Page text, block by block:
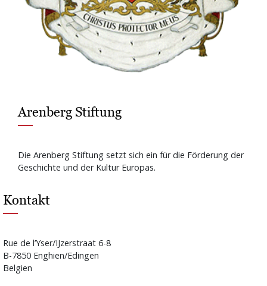
Arenberg Stiftung
Die Arenberg Stiftung setzt sich ein für die Förderung der
Geschichte und der Kultur Europas.
Kontakt
Rue de l’Yser/IJzerstraat 6-8
B-7850 Enghien/Edingen
Belgien